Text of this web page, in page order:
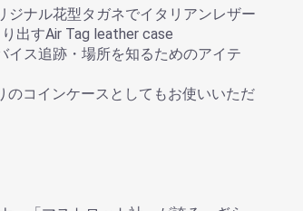
ジナル花型タガネでイタリアンレザー
出すAir Tag leather case
イス追跡・場所を知るためのアイテ
のコインケースとしてもお使いいただ